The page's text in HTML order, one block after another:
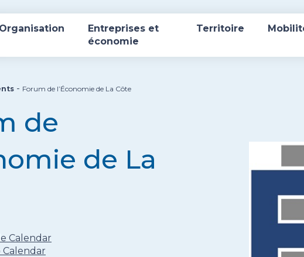
Organisation
Entreprises et
économie
Territoire
- Forum de l’Économie de La Côte
de
de La
Calendar
Calendar